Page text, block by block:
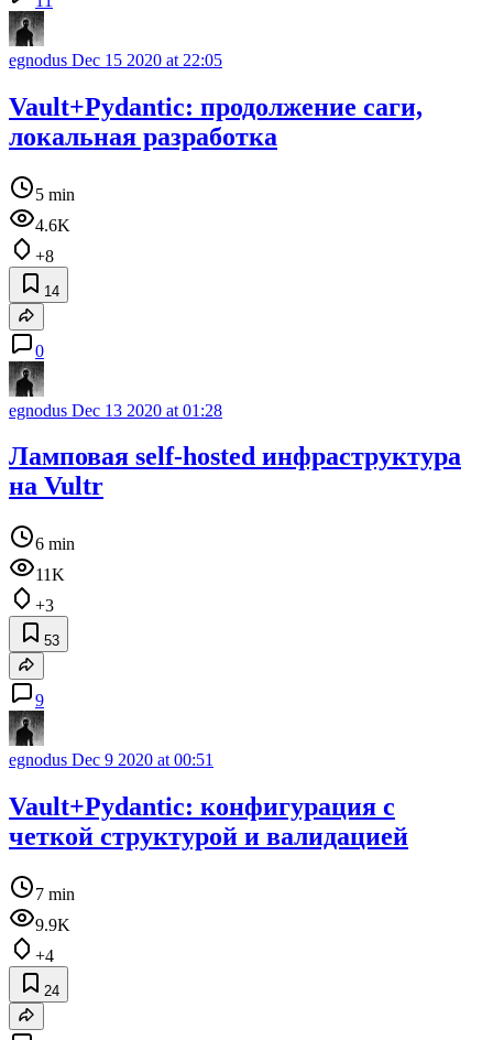
egnodus Dec 15 2020 at 22:05
Vault+Pydantic: продолжение саги,
локальная разработка
5 min
4.6K
+8
14
0
egnodus Dec 13 2020 at 01:28
Ламповая self-hosted инфраструктура
на Vultr
6 min
11K
+3
53
9
egnodus Dec 9 2020 at 00:51
Vault+Pydantic: конфигурация с
четкой структурой и валидацией
7 min
9.9K
+4
24